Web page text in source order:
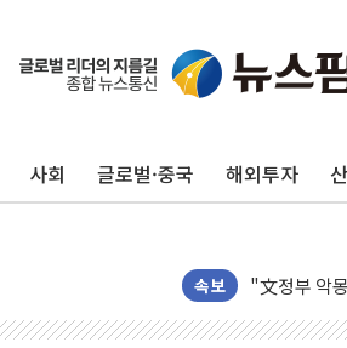
사회 글로벌·중국 해외투자
속보
태국 학교서
"文정부 악
신세계사이